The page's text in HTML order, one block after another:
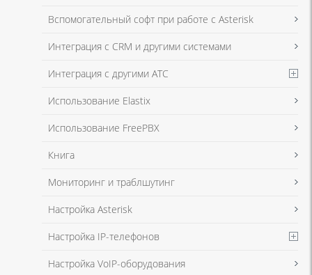
Я даю согласие на обработку моих персональных данных для связи
в соответствии с Политикой в отношении обработки персональных
Я даю согласие на обработку моих персональных данных для связи
в соответствии с Политикой в отношении обработки персональных
Вспомогательный софт при работе с Asterisk
Интеграция с CRM и другими системами
Интеграция с другими АТС
Использование Elastix
Использование FreePBX
Книга
Мониторинг и траблшутинг
Настройка Asterisk
Настройка IP-телефонов
Настройка VoIP-оборудования